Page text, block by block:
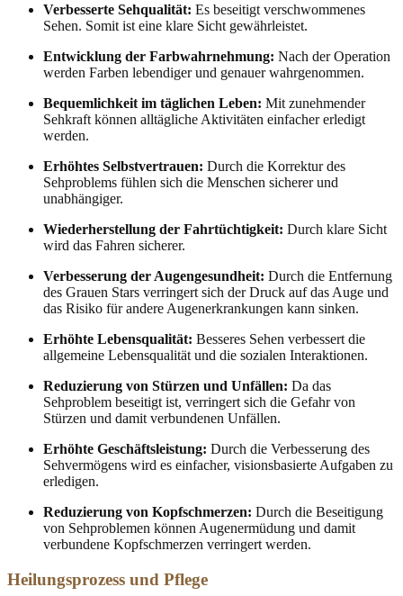
Verbesserte Sehqualität: Es beseitigt verschwommenes
Sehen. Somit ist eine klare Sicht gewährleistet.
Entwicklung der Farbwahrnehmung: Nach der Operation
werden Farben lebendiger und genauer wahrgenommen.
Bequemlichkeit im täglichen Leben: Mit zunehmender
Sehkraft können alltägliche Aktivitäten einfacher erledigt
werden.
Erhöhtes Selbstvertrauen: Durch die Korrektur des
Sehproblems fühlen sich die Menschen sicherer und
unabhängiger.
Wiederherstellung der Fahrtüchtigkeit: Durch klare Sicht
wird das Fahren sicherer.
Verbesserung der Augengesundheit: Durch die Entfernung
des Grauen Stars verringert sich der Druck auf das Auge und
das Risiko für andere Augenerkrankungen kann sinken.
Erhöhte Lebensqualität: Besseres Sehen verbessert die
allgemeine Lebensqualität und die sozialen Interaktionen.
Reduzierung von Stürzen und Unfällen: Da das
Sehproblem beseitigt ist, verringert sich die Gefahr von
Stürzen und damit verbundenen Unfällen.
Erhöhte Geschäftsleistung: Durch die Verbesserung des
Sehvermögens wird es einfacher, visionsbasierte Aufgaben zu
erledigen.
Reduzierung von Kopfschmerzen: Durch die Beseitigung
von Sehproblemen können Augenermüdung und damit
verbundene Kopfschmerzen verringert werden.
Heilungsprozess und Pflege